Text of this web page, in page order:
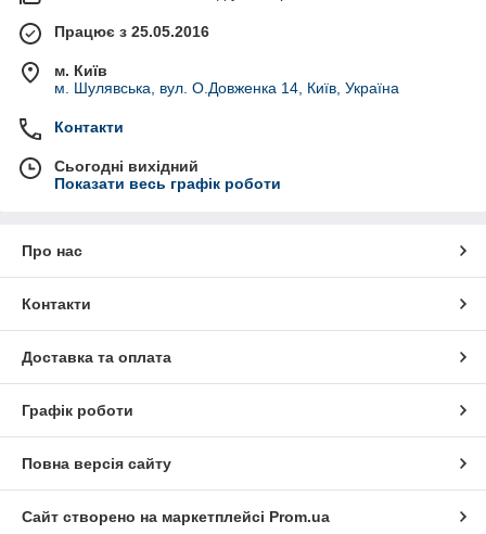
Працює з 25.05.2016
м. Київ
м. Шулявська, вул. О.Довженка 14, Київ, Україна
Контакти
Сьогодні вихідний
Показати весь графік роботи
Про нас
Контакти
Доставка та оплата
Графік роботи
Повна версія сайту
Сайт створено на маркетплейсі Prom.ua